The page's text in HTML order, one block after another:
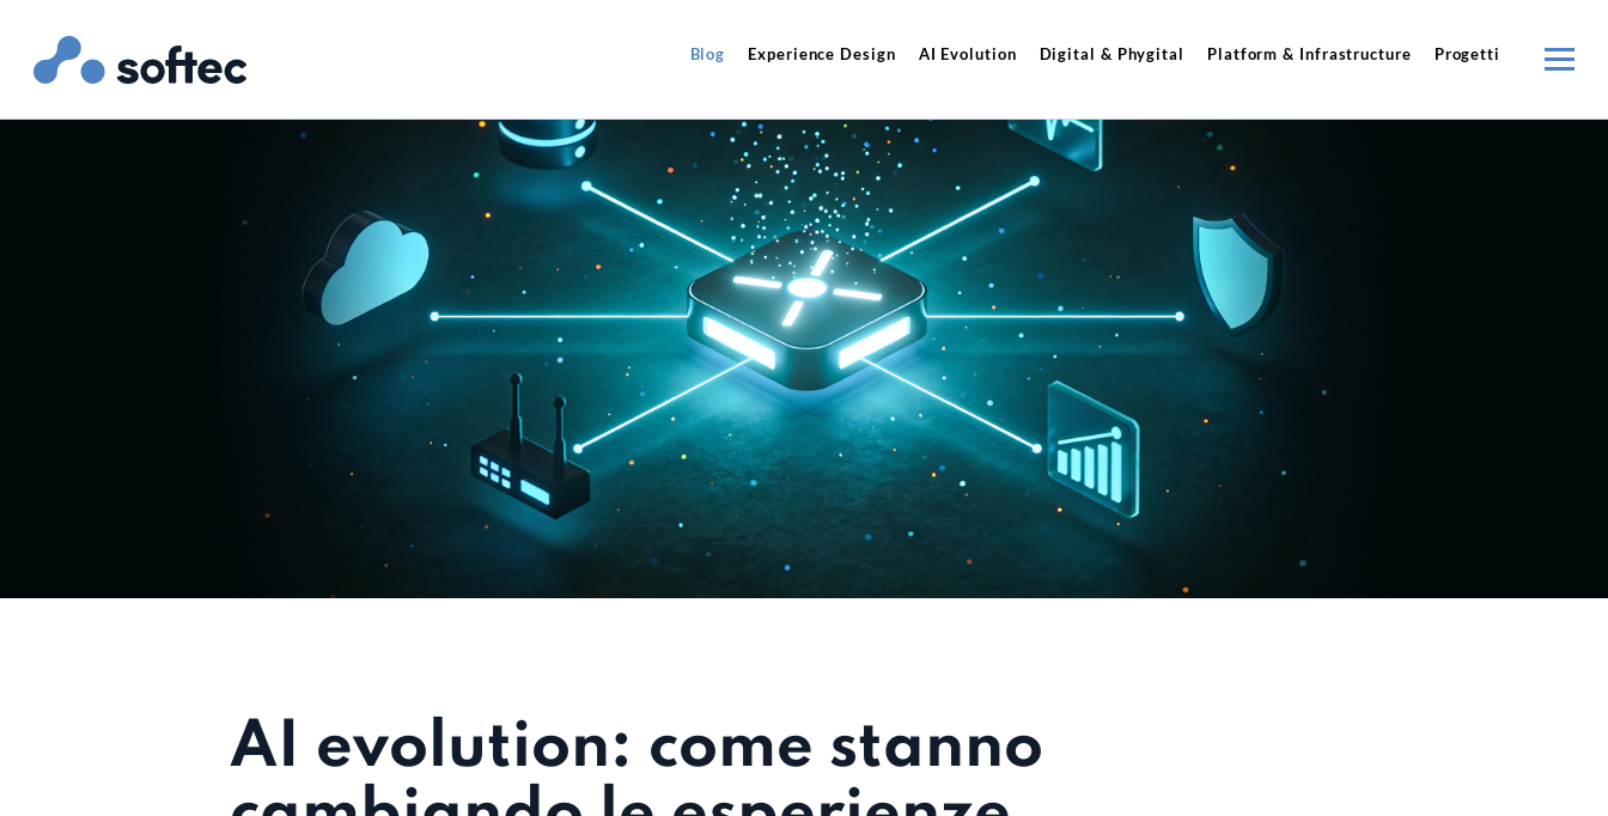
Blog Experience Design AI Evolution Digital & Phygital Platform & Infrastructure Progetti
AI evolution: come stanno